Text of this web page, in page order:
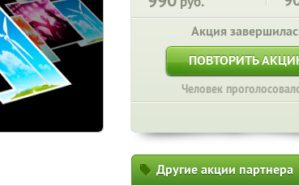
Акция
ПОВТОРИТЬ
Человек
Другие акции партнера